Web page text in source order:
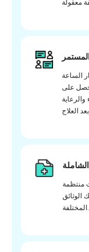
الساعة
على
منتظمة
الوثائق
المختلفة.